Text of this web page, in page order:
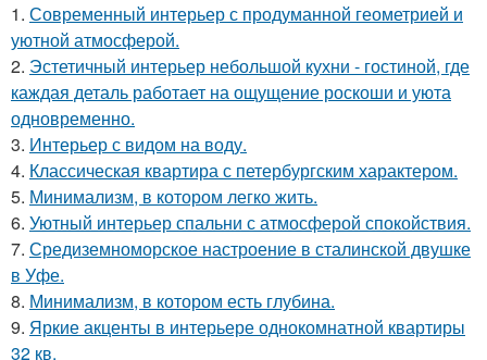
1. Современный интерьер с продуманной геометрией и
уютной атмосферой.
2. Эстетичный интерьер небольшой кухни - гостиной, где
каждая деталь работает на ощущение роскоши и уюта
одновременно.
3. Интерьер с видом на воду.
4. Классическая квартира с петербургским характером.
5. Минимализм, в котором легко жить.
6. Уютный интерьер спальни с атмосферой спокойствия.
7. Средиземноморское настроение в сталинской двушке
в Уфе.
8. Минимализм, в котором есть глубина.
9. Яркие акценты в интерьере однокомнатной квартиры
32 кв.